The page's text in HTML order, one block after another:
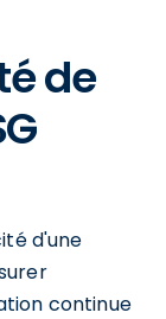
de
d'une
continue